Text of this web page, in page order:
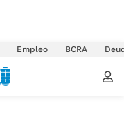
Empleo BCRA